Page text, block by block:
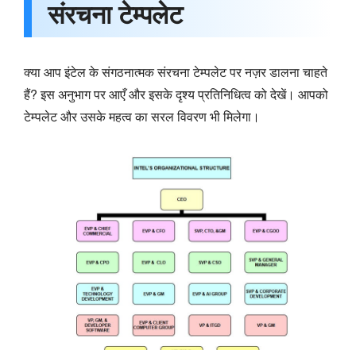
संरचना टेम्पलेट
क्या आप इंटेल के संगठनात्मक संरचना टेम्पलेट पर नज़र डालना चाहते
हैं? इस अनुभाग पर आएँ और इसके दृश्य प्रतिनिधित्व को देखें। आपको
टेम्पलेट और उसके महत्व का सरल विवरण भी मिलेगा।